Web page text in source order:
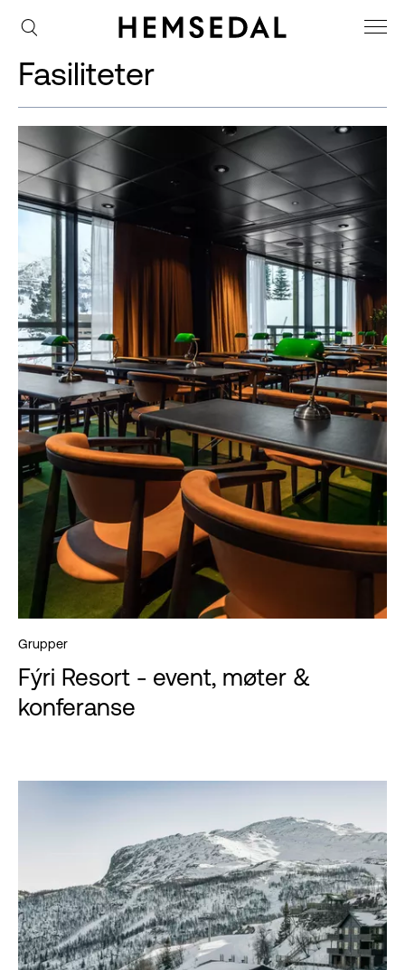
Fasiliteter
Grupper
Fýri Resort - event, møter &
konferanse